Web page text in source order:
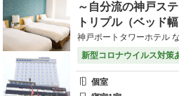
～自分流の神戸ス
トリプル（ベッド
神戸ポートタワーホテル
新型コロナウイルス対策
個室